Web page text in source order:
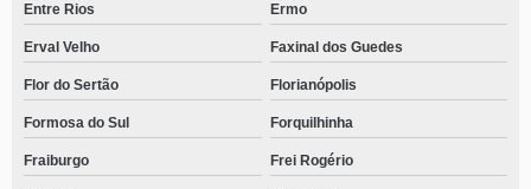
Entre Rios Ermo
Erval Velho Faxinal dos Guedes
Flor do Sertão Florianópolis
Formosa do Sul Forquilhinha
Fraiburgo Frei Rogério